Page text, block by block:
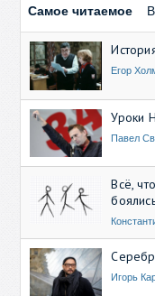
Самое читаемое
Егор
Уроки
Павел
Всё,
Игорь